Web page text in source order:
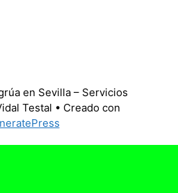
en Sevilla – Servicios
Testal • Creado con